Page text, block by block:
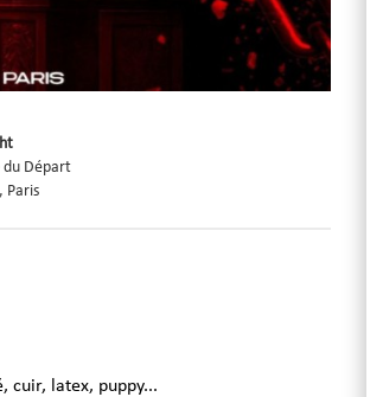
du Départ
Paris
cuir, latex, puppy...